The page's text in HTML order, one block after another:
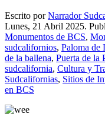
Escrito porNarrador
Lunes, 21 Abril 2025.
Monumentos de BCS,
sudcalifornios, Paloma de
de la ballena, Puerta de la
sudcalifornia, Cultura y
Sudcalifornias, Sitios de
en BCS